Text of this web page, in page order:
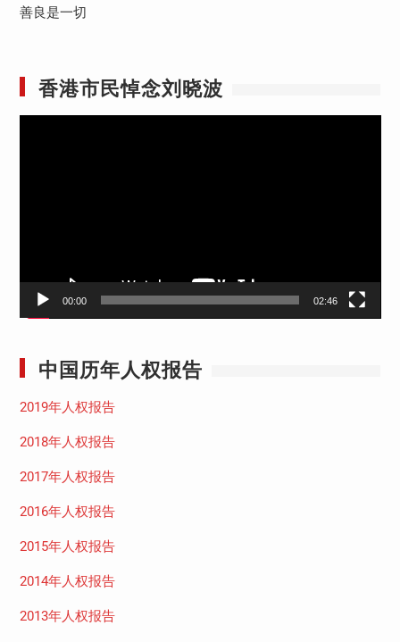
善良是一切
香港市民悼念刘晓波
00:00 02:46
中国历年人权报告
2019年人权报告
2018年人权报告
2017年人权报告
2016年人权报告
2015年人权报告
2014年人权报告
2013年人权报告